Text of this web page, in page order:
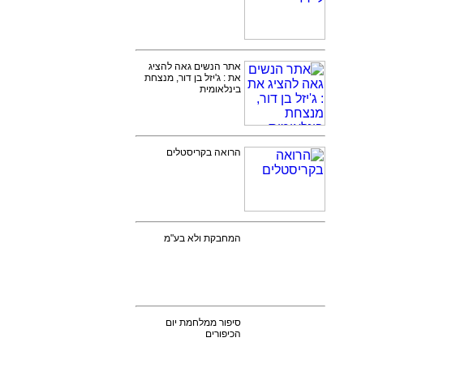
אתר הנשים גאה להציג
את : ג'יזל בן דור, מנצחת
בינלאומית
הרואה בקריסטלים
המחבקת ולא בע"מ
סיפור ממלחמת יום
הכיפורים